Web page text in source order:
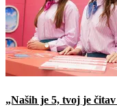
„Naših je 5, tvoj je